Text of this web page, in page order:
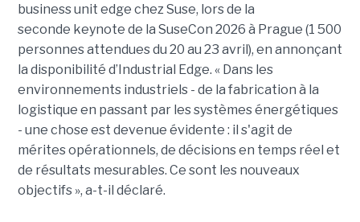
business unit edge chez Suse, lors de la
seconde keynote de la SuseCon 2026 à Prague (1 500
personnes attendues du 20 au 23 avril), en annonçant
la disponibilité d’Industrial Edge. « Dans les
environnements industriels - de la fabrication à la
logistique en passant par les systèmes énergétiques
- une chose est devenue évidente : il s'agit de
mérites opérationnels, de décisions en temps réel et
de résultats mesurables. Ce sont les nouveaux
objectifs », a-t-il déclaré.